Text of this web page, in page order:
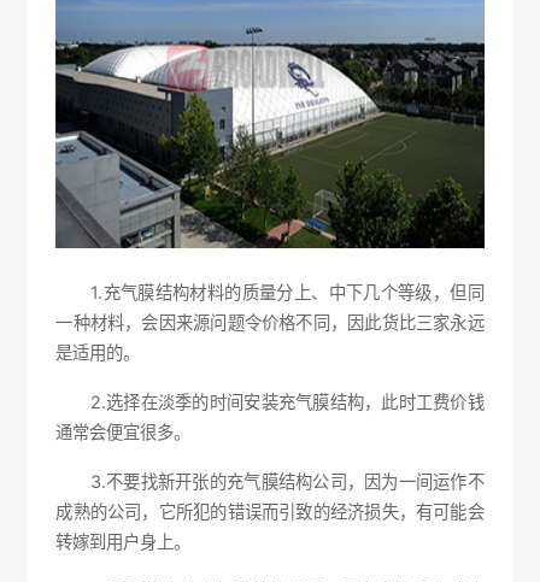
1.充气膜结构材料的质量分上、中下几个等级，但同
一种材料，会因来源问题令价格不同，因此货比三家永远
是适用的。
2.选择在淡季的时间安装充气膜结构，此时工费价钱
通常会便宜很多。
3.不要找新开张的充气膜结构公司，因为一间运作不
成熟的公司，它所犯的错误而引致的经济损失，有可能会
转嫁到用户身上。